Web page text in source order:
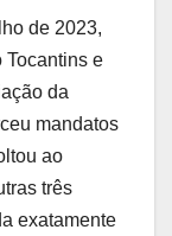
de 2023,
Tocantins e
da
mandatos
ao
três
exatamente